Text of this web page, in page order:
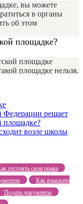
вы можете
в органы
об этом
площадке?
площадке
площадке нельзя.
Федерации решает
площадке?
возле школы
отстоять свои права
Как взыскать
Подать документы